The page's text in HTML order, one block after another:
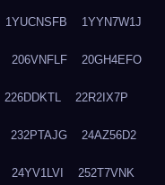
1YUCNSFB 1YYN7W1J
206VNFLF 20GH4EFO
226DDKTL 22R2IX7P
232PTAJG 24AZ56D2
24YV1LVI 252T7VNK